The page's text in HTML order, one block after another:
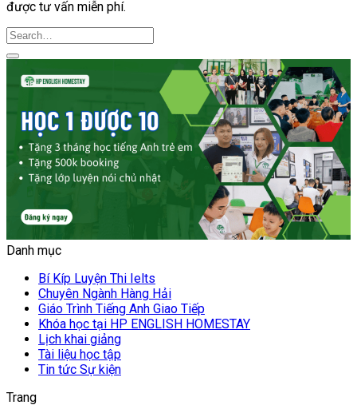
được tư vấn miễn phí.
Danh mục
Bí Kíp Luyện Thi Ielts
Chuyên Ngành Hàng Hải
Giáo Trình Tiếng Anh Giao Tiếp
Khóa học tại HP ENGLISH HOMESTAY
Lịch khai giảng
Tài liệu học tập
Tin tức Sự kiện
Trang